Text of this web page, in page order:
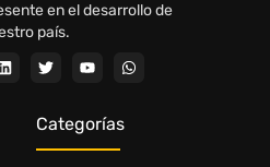
en el desarrollo de
país.
Categorías